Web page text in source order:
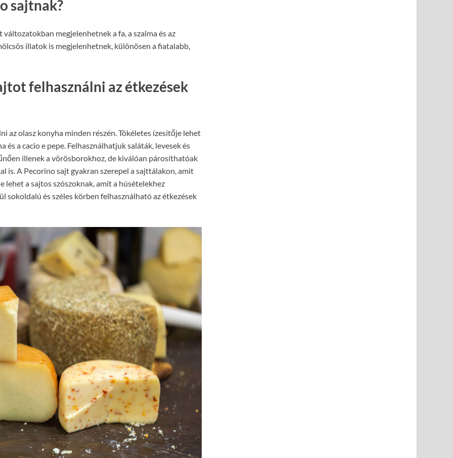
sajtnak?
megjelenhetnek a fa, a szalma és az
illatok is megjelenhetnek, különösen a fiatalabb,
felhasználni az étkezések
az olasz konyha minden részén. Tökéletes ízesítője lehet
a cacio e pepe. Felhasználhatjuk saláták, levesek és
illenek a vörösborokhoz, de kiválóan párosíthatóak
is. A Pecorino sajt gyakran szerepel a sajttálakon, amit
a sajtos szószoknak, amit a húsételekhez
sokoldalú és széles körben felhasználható az étkezések